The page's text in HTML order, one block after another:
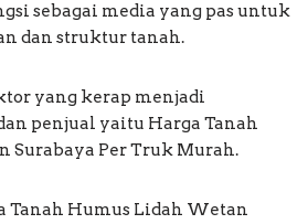
sebagai media yang pas untuk
dan struktur tanah.
yang kerap menjadi
penjual yaitu Harga Tanah
Surabaya Per Truk Murah.
Tanah Humus Lidah Wetan